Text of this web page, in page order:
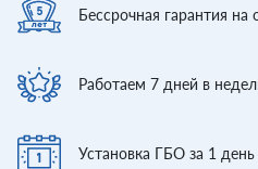
Бессрочная гарантия на
Работаем 7 дней в
Установка ГБО за 1 день